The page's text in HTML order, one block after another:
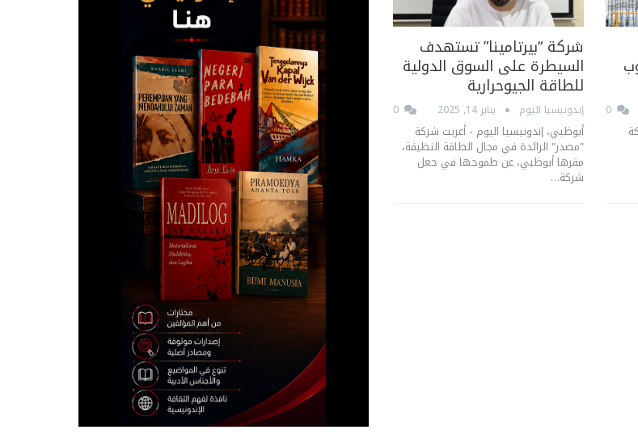
0
شركة “بيرتامينا” تستهدف
السيطرة على السوق الدولية
للطاقة الجيوحرارية
إندونيسيا اليوم يناير 14, 2025
أبوظبي، إندونيسيا اليوم - أعربت شركة
"مصدر" الرائدة في مجال الطاقة النظيفة،
مقرها أبوظبي، عن طموحها في جعل
شركة…